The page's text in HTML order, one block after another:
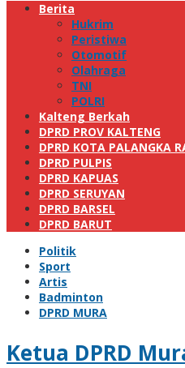
Berita
Hukrim
Peristiwa
Otomotif
Olahraga
TNI
POLRI
Kalteng Berkah
DPRD PROV KALTENG
DPRD KOTA PALANGKA
DPRD PULPIS
DPRD KAPUAS
DPRD SERUYAN
DPRD BARSEL
DPRD BARUT
Politik
Sport
Artis
Badminton
DPRD MURA
Ketua DPRD